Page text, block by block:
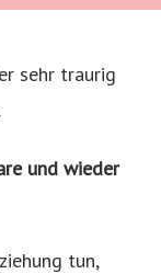
sehr traurig
und wieder
tun,